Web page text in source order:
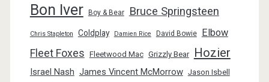
Bon Iver Boy & Bear Bruce Springsteen
Chris Stapleton Coldplay Damien Rice David Bowie Elbow
Fleet Foxes Fleetwood Mac Grizzly Bear Hozier
Israel Nash James Vincent McMorrow Jason Isbell